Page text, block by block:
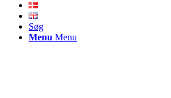
Søg
Menu Menu